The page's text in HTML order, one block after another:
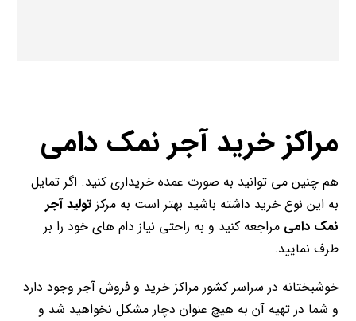
مراکز خرید آجر نمک دامی
هم چنین می توانید به صورت عمده خریداری کنید. اگر تمایل
به این نوع خرید داشته باشید بهتر است به مرکزتولید آجر
نمک دامیمراجعه کنید و به راحتی نیاز دام های خود را بر
طرف نمایید.
خوشبختانه در سراسر کشور مراکز خرید و فروش آجر وجود دارد
و شما در تهیه آن به هیچ عنوان دچار مشکل نخواهید شد و